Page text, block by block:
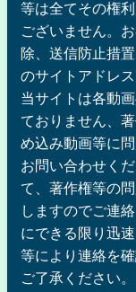
等は全てその権
ございません。
除、送信防止措
のサイトアドレ
当サイトは各動
ておりません、
め込み動画等に
お問い合わせく
て、著作権等の
しますのでご連
にできる限り迅
等により連絡を
ご了承ください